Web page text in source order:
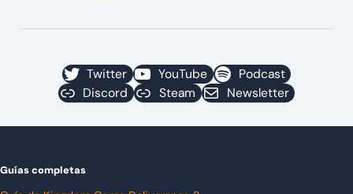
Twitter YouTube
Podcast
Discord
Steam Newsletter
Guías completas